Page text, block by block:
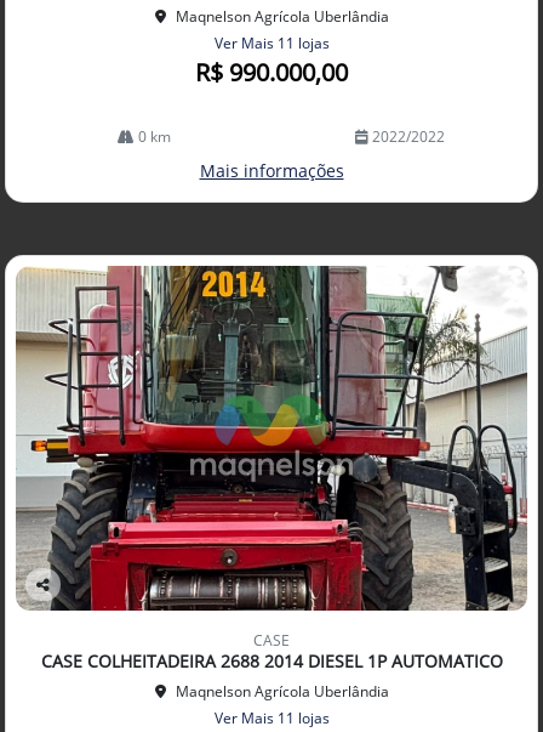
Maqnelson Agrícola Uberlândia
Ver Mais 11 lojas
R$ 990.000,00
0 km 2022/2022
Mais informações
Co
arti
lhe
CASE
CASE COLHEITADEIRA 2688 2014 DIESEL 1P AUTOMATICO
Maqnelson Agrícola Uberlândia
Ver Mais 11 lojas